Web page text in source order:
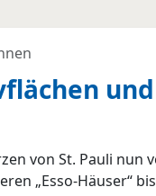
von St. Pauli nun
„Esso-Häuser“